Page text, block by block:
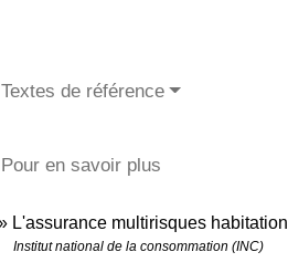
Textes de référence
Pour en savoir plus
L'assurance multirisques habitation
Institut national de la consommation (INC)